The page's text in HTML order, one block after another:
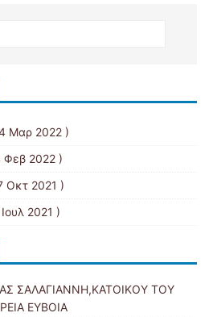
Μαρ 2022 )
Φεβ 2022 )
Οκτ 2021 )
2021 )
ΣΑΛΑΓΙΑΝΝΗ,ΚΑΤΟΙΚΟΥ ΤΟΥ
ΕΥΒΟΙΑ